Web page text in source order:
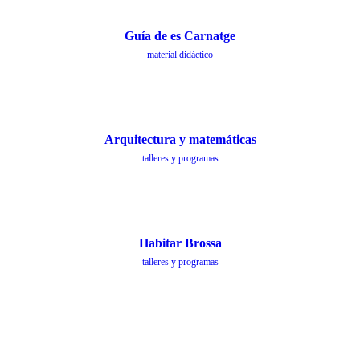
Guía de es Carnatge
material didáctico
Arquitectura y matemáticas
talleres y programas
Habitar Brossa
talleres y programas